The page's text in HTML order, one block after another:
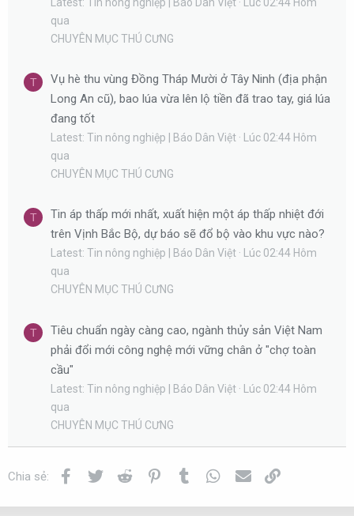
qua
CHUYÊN MỤC THÚ CƯNG
T
Vụ hè thu vùng Đồng Tháp Mười ở Tây Ninh (địa phận
Long An cũ), bao lúa vừa lên lộ tiền đã trao tay, giá lúa
đang tốt
Latest: Tin nông nghiệp | Báo Dân Việt
Lúc 02:44 Hôm
qua
CHUYÊN MỤC THÚ CƯNG
T
Tin áp thấp mới nhất, xuất hiện một áp thấp nhiệt đới
trên Vịnh Bắc Bộ, dự báo sẽ đổ bộ vào khu vực nào?
Latest: Tin nông nghiệp | Báo Dân Việt
Lúc 02:44 Hôm
qua
CHUYÊN MỤC THÚ CƯNG
T
Tiêu chuẩn ngày càng cao, ngành thủy sản Việt Nam
phải đổi mới công nghệ mới vững chân ở "chợ toàn
cầu"
Latest: Tin nông nghiệp | Báo Dân Việt
Lúc 02:44 Hôm
qua
CHUYÊN MỤC THÚ CƯNG
Chia sẻ: Facebook
Twitter Reddit PinterestTumblr WhatsApp
Email